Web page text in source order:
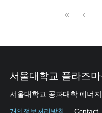
서울대학교 플라즈
서울대학교 공과대학 에너
개인정보처리방침 Contact